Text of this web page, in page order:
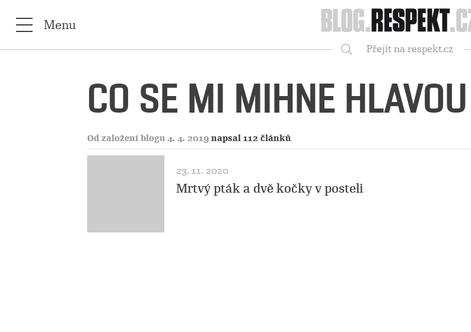
Respekt
Menu
Přejít na respekt.cz
CO SE MI MIHNE HLAVOU
Od založení blogu 4. 4. 2019 napsal 112 článků
23. 11. 2020
Mrtvý pták a dvě kočky v posteli